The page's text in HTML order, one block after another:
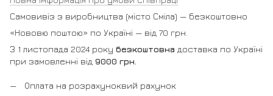
Самовивіз з виробництва (місто Сміла) — безкоштовно
«Нововю поштою» по Україні — від 70 грн.
З 1 листопада 2024 року безкоштовна доставка по Україні
при замовленні від 9000 грн.
Оплата на розрахуноквий рахунок